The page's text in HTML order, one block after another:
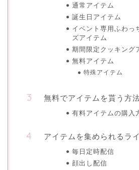
通常アイテム
誕生日アイテム
イベント専用ふわっ
ズアイテム
期間限定クッキング
無料アイテム
特殊アイテム
無料でアイテムを貰う方
有料アイテムの購入
アイテムを集められるラ
毎日定時配信
顔出し配信